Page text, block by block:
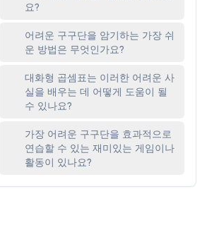
요?
어려운 구구단을 암기하는 가장 쉬
운 방법은 무엇인가요?
대화형 곱셈표는 이러한 어려운 사
실을 배우는 데 어떻게 도움이 될
수 있나요?
가장 어려운 구구단을 효과적으로
연습할 수 있는 재미있는 게임이나
활동이 있나요?